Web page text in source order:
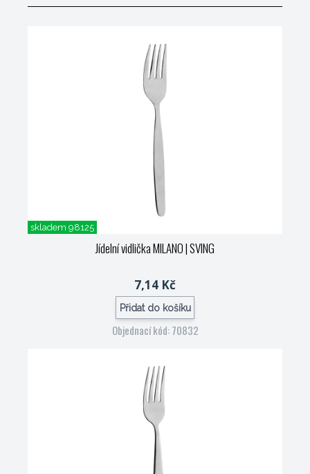
skladem 98125
Jídelní vidlička MILANO| SVING
7,14 Kč
Přidat do košíku
Objednací kód: 70832